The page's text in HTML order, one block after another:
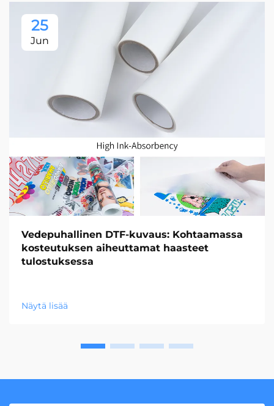
25
Jun
Vedepuhallinen DTF-kuvaus: Kohtaamassa
kosteutuksen aiheuttamat haasteet
tulostuksessa
Näytä lisää